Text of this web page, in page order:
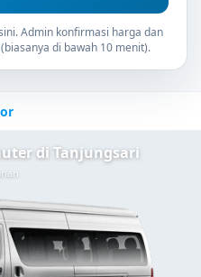
Admin konfirmasi harga dan
di bawah 10 menit).
di Tanjungsari